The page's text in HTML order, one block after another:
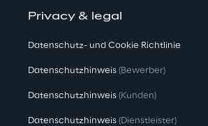
Privacy & legal
Datenschutz- und Cookie Richtlinie
Datenschutzhinweis (Bewerber)
Datenschutzhinweis (Kunden)
Datenschutzhinweis (Dienstleister)